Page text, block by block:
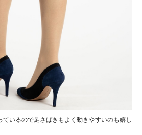
いるので足さばきもよく動きやすいのも嬉し